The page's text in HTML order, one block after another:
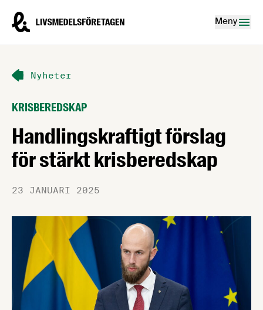
Livsmedelsföretagen – till startsidan
Meny
Nyheter
KRISBEREDSKAP
Handlingskraftigt förslag
för stärkt krisberedskap
23 JANUARI 2025